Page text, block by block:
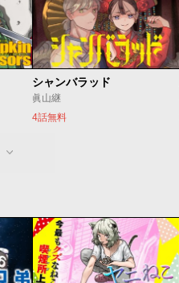
シャンバラッド
眞山継
4話無料